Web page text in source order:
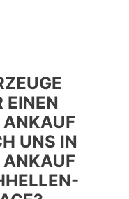
EINEN
ANKAUF
UNS IN
ANKAUF